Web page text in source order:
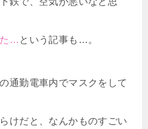
た… という記事も…。
通勤電車内でマスクをして
けだと、なんかものすごい